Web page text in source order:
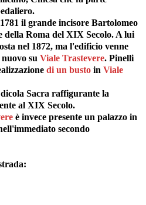
il grande incisore Bartolomeo
della Roma del XIX Secolo. A lui
nel 1872, ma l'edificio venne
su Viale Trastevere. Pinelli
di un busto in Viale
Sacra raffigurante la
al XIX Secolo.
è invece presente un palazzo in
secondo